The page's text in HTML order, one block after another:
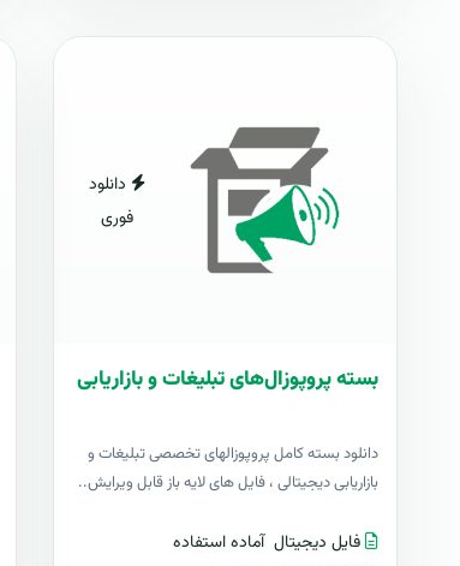
دانلود
فوری
بسته پروپوزال‌های تبلیغات و بازاریابی
دانلود بسته کامل پروپوزالهای تخصصی تبلیغات و
بازاریابی دیجیتالی ، فایل های لایه باز قابل ویرایش..
فایل دیجیتال آماده استفاده